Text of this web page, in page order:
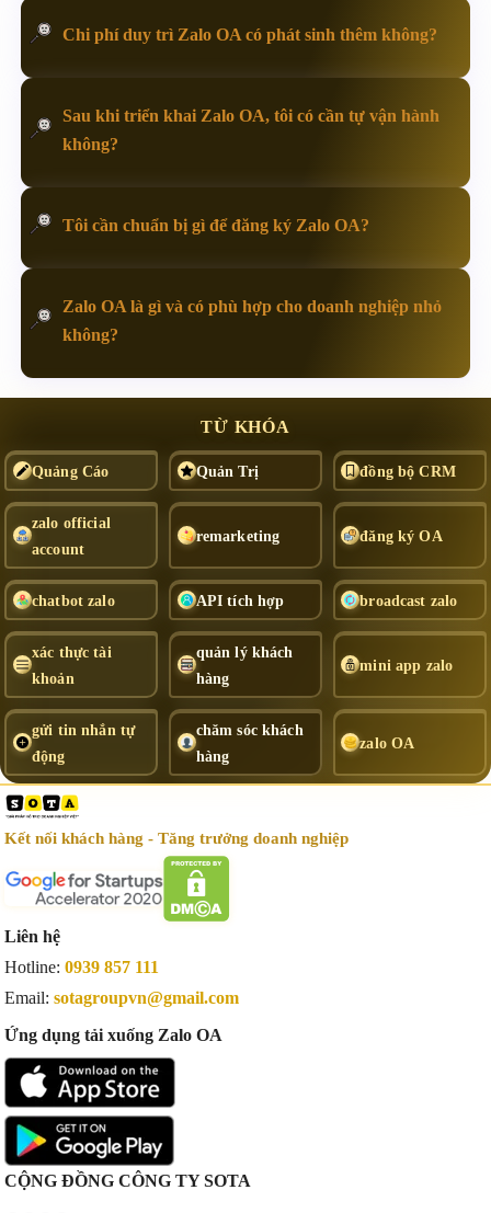
Chi phí duy trì Zalo OA có phát sinh thêm không?
Sau khi triển khai Zalo OA, tôi có cần tự vận hành
không?
Tôi cần chuẩn bị gì để đăng ký Zalo OA?
Zalo OA là gì và có phù hợp cho doanh nghiệp nhỏ
không?
TỪ KHÓA
Quảng Cáo Quản Trị đồng bộ CRM
zalo official
account
remarketing đăng ký OA
chatbot zalo API tích hợp broadcast zalo
xác thực tài
khoản
quản lý khách
hàng
mini app zalo
gửi tin nhắn tự
động
chăm sóc khách
hàng
zalo OA
Kết nối khách hàng - Tăng trưởng doanh nghiệp
Liên hệ
Hotline:0939 857 111
Email:sotagroupvn@gmail.com
Ứng dụng tải xuống Zalo OA
CỘNG ĐỒNG CÔNG TY SOTA